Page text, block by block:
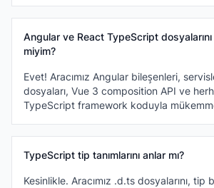
Angular ve React TypeScript dosyalarını
miyim?
Evet! Aracımız Angular bileşenleri,
dosyaları, Vue 3 composition API ve
TypeScript framework koduyla
TypeScript tip tanımlarını anlar mı?
Kesinlikle. Aracımız .d.ts dosyalarını, tip